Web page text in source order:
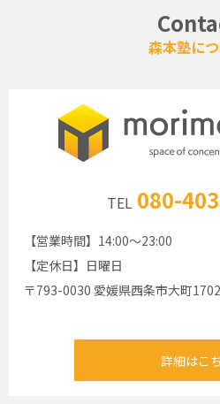
森本塾に
TEL 080-
【営業時間】14:00～23:00
【定休日】日曜日
〒793-0030 愛媛県西条市大町
詳細はこ